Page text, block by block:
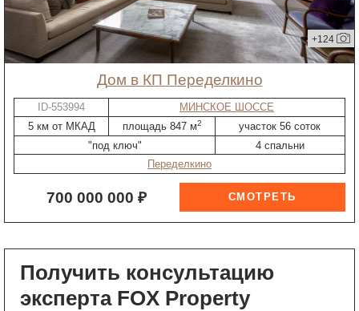
+124
дом в КП Переделкино
ID-553994
МИНСКОЕ ШОССЕ
5 км от МКАД
площадь 847 м2
участок 56 соток
"под ключ"
4 спальни
Переделкино
700 000 000 ₽
Получить консультацию
эксперта FOX Property